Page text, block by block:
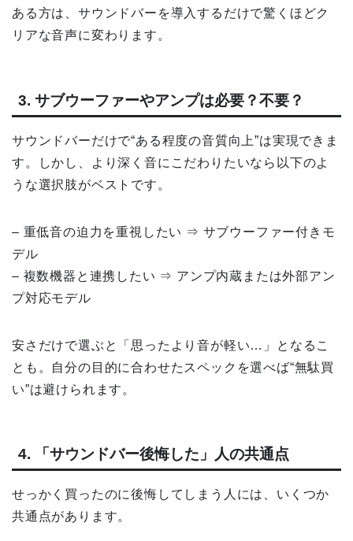
ある方は、サウンドバーを導入するだけで驚くほどク
リアな音声に変わります。
3. サブウーファーやアンプは必要？不要？
サウンドバーだけで“ある程度の音質向上”は実現できま
す。しかし、より深く音にこだわりたいなら以下のよ
うな選択肢がベストです。
– 重低音の迫力を重視したい ⇒ サブウーファー付きモ
デル
– 複数機器と連携したい ⇒ アンプ内蔵または外部アン
プ対応モデル
安さだけで選ぶと「思ったより音が軽い…」となるこ
とも。自分の目的に合わせたスペックを選べば“無駄買
い”は避けられます。
4. 「サウンドバー後悔した」人の共通点
せっかく買ったのに後悔してしまう人には、いくつか
共通点があります。